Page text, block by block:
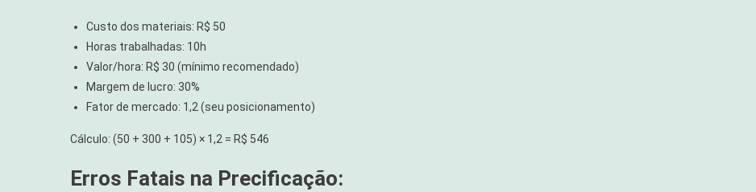
Custo dos materiais: R$ 50
Horas trabalhadas: 10h
Valor/hora: R$ 30 (mínimo recomendado)
Margem de lucro: 30%
Fator de mercado: 1,2 (seu posicionamento)
Cálculo: (50 + 300 + 105) × 1,2 = R$ 546
Erros Fatais na Precificação: